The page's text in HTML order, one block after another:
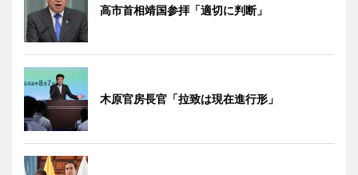
高市首相靖国参拝「適切に判断」
木原官房長官「拉致は現在進行形」